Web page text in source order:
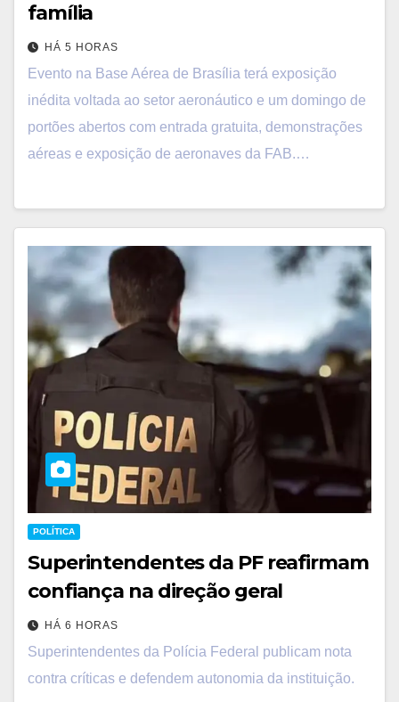
família
HÁ 5 HORAS
Evento na Base Aérea de Brasília terá exposição
inédita voltada ao setor aeronáutico e um domingo de
portões abertos com entrada gratuita, demonstrações
aéreas e exposição de aeronaves da FAB.…
POLÍTICA
Superintendentes da PF reafirmam
confiança na direção geral
HÁ 6 HORAS
Superintendentes da Polícia Federal publicam nota
contra críticas e defendem autonomia da instituição.